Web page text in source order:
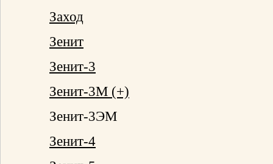
Заход
Зенит
Зенит-3
Зенит-3М (+)
Зенит-3ЭМ
Зенит-4